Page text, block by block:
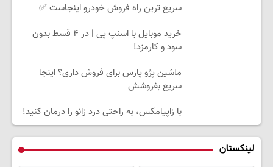
سریع ترین راه فروش خودرو اینجاست ✅
خرید موبایل با اسنپ پی | در ۴ قسط بدون
سود و کارمزد!
ماشین پژو پارس برای فروش داری؟ اینجا
سریع بفروشش
با زاپیامکس، به راحتی درد زانو را درمان کنید!
لینکستان